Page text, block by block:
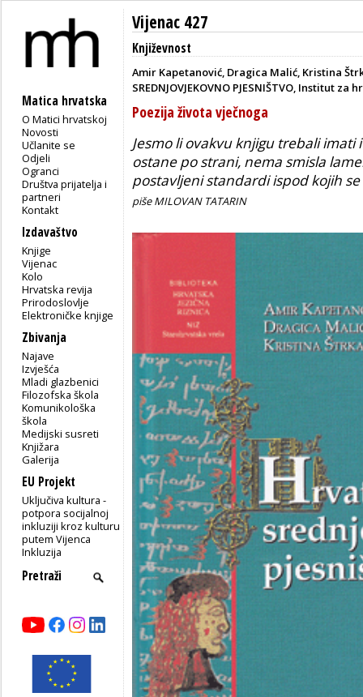
Matica hrvatska
O Matici hrvatskoj
Novosti
Učlanite se
Odjeli
Ogranci
Društva prijatelja i
partneri
Kontakt
Izdavaštvo
Knjige
Vijenac
Kolo
Hrvatska revija
Prirodoslovlje
Elektroničke knjige
Zbivanja
Najave
Izvješća
Mladi glazbenici
Filozofska škola
Komunikološka
škola
Medijski susreti
Knjižara
Galerija
EU Projekt
Uključiva kultura -
potpora socijalnoj
inkluziji kroz kulturu
putem Vijenca
Inkluzija
Vijenac 427
Književnost
Amir Kapetanović, Dragica Malić, Kristina
SREDNJOVJEKOVNO PJESNIŠTVO, Institut
Poezija života vječnoga
Jesmo li ovakvu knjigu trebali
ostane po strani, nema smisla
postavljeni standardi ispod kojih se
piše MILOVAN TATARIN